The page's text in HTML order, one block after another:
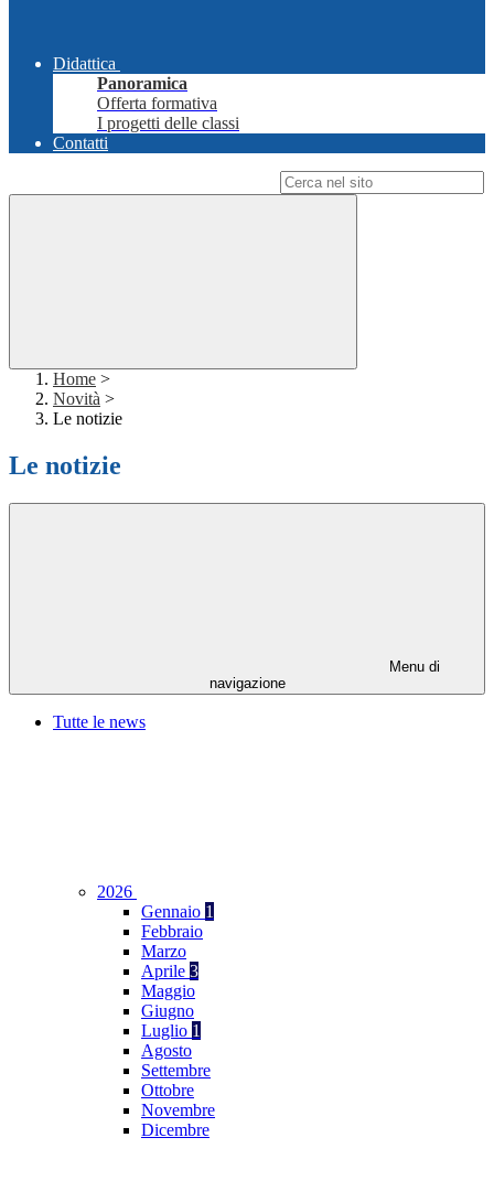
Didattica
Panoramica
Offerta formativa
I progetti delle classi
Contatti
Home >
Novità >
Le notizie
Le notizie
Menu di
navigazione
Tutte le news
2026
Gennaio 1
Febbraio
Marzo
Aprile 3
Maggio
Giugno
Luglio 1
Agosto
Settembre
Ottobre
Novembre
Dicembre